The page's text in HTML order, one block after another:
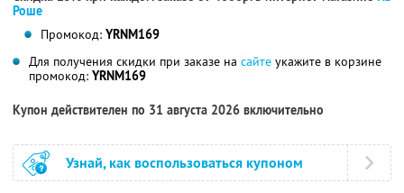
Роше
Промокод: YRNM169
Для получения скидки при заказе на сайте укажите в корзине
промокод: YRNM169
Купон действителен по 31 августа 2026 включительно
Узнай, как воспользоваться купоном